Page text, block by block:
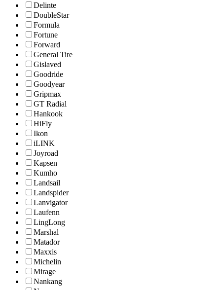
Delinte
DoubleStar
Formula
Fortune
Forward
General Tire
Gislaved
Goodride
Goodyear
Gripmax
GT Radial
Hankook
HiFly
Ikon
iLINK
Joyroad
Kapsen
Kumho
Landsail
Landspider
Lanvigator
Laufenn
LingLong
Marshal
Matador
Maxxis
Michelin
Mirage
Nankang